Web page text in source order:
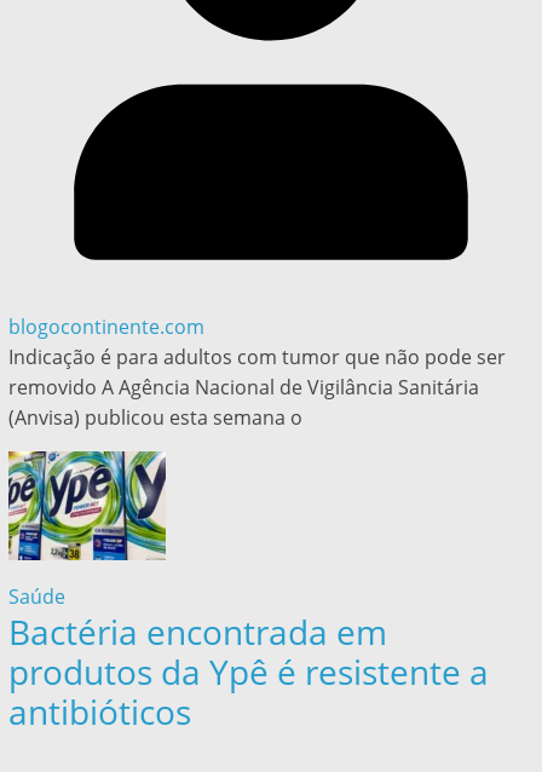
blogocontinente.com
Indicação é para adultos com tumor que não pode ser
removido A Agência Nacional de Vigilância Sanitária
(Anvisa) publicou esta semana o
Saúde
Bactéria encontrada em
produtos da Ypê é resistente a
antibióticos